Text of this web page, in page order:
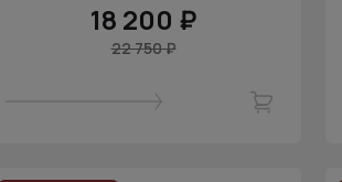
18 200 ₽
22 750 ₽